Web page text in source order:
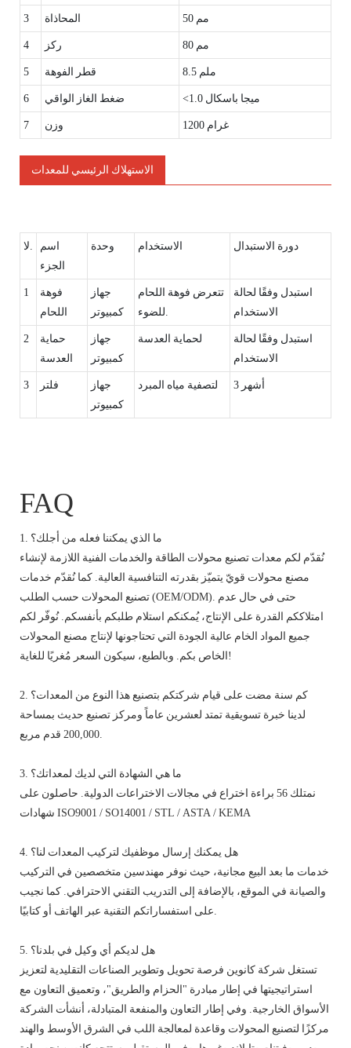
3 المحاذاة 50 مم
4 ركز 80 مم
5 قطر الفوهة 8.5 ملم
6 ضغط الغاز الواقي <1.0 ميجا باسكال
7 وزن 1200 غرام
الاستهلاك الرئيسي للمعدات
اسم
الجزء
وحدة الاستخدام دورة الاستبدال
1
فوهة
اللحام
جهاز
كمبيوتر
تتعرض فوهة اللحام
استبدل وفقًا لحالة
الاستخدام
2
حماية
العدسة
جهاز
كمبيوتر
لحماية العدسة
استبدل وفقًا لحالة
الاستخدام
3 فلتر
جهاز
كمبيوتر
لتصفية مياه المبرد 3 أشهر
FAQ
1. ما الذي يمكننا فعله من أجلك؟
نُقدّم لكم معدات تصنيع محولات الطاقة والخدمات الفنية اللازمة لإنشاء
مصنع محولات قويّ يتميّز بقدرته التنافسية العالية. كما نُقدّم خدمات
تصنيع المحولات حسب الطلب (OEM/ODM). حتى في حال عدم
امتلاككم القدرة على الإنتاج، يُمكنكم استلام طلبكم بأنفسكم. نُوفّر لكم
جميع المواد الخام عالية الجودة التي تحتاجونها لإنتاج مصنع المحولات
الخاص بكم. وبالطبع، سيكون السعر مُغريًا للغاية!
2. كم سنة مضت على قيام شركتكم بتصنيع هذا النوع من المعدات؟
لدينا خبرة تسويقية تمتد لعشرين عاماً ومركز تصنيع حديث بمساحة
3. ما هي الشهادة التي لديك لمعداتك؟
نمتلك 56 براءة اختراع في مجالات الاختراعات الدولية. حاصلون على
شهادات ISO9001 / SO14001 / STL / ASTA / KEMA
4. هل يمكنك إرسال موظفيك لتركيب المعدات لنا؟
خدمات ما بعد البيع مجانية، حيث نوفر مهندسين متخصصين في التركيب
والصيانة في الموقع، بالإضافة إلى التدريب التقني الاحترافي. كما نجيب
5. هل لديكم أي وكيل في بلدنا؟
تستغل شركة كانوين فرصة تحويل وتطوير الصناعات التقليدية لتعزيز
استراتيجيتها في إطار مبادرة "الحزام والطريق"، وتعميق التعاون مع
الأسواق الخارجية. وفي إطار التعاون والمنفعة المتبادلة، أنشأت الشركة
مركزًا لتصنيع المحولات وقاعدة لمعالجة اللب في الشرق الأوسط والهند